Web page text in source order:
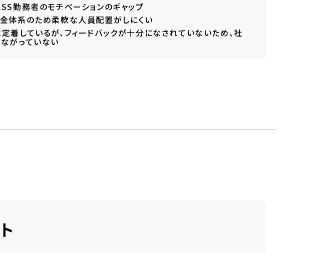
勤務者のモチベーションのギャップ
体系のため柔軟な人員配置がしにくい
着しているが、フィードバックが十分になされていないため、社
がっていない